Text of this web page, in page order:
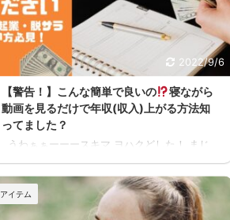
2022/9/6
【警告！】こんな簡単で良いの
寝ながら
動画を見るだけで年収(収入)上がる方法知
ってました？
うわぁぁーーースキマ ヨハクどした！ まじ
けば良かったーーー！スキマ ヨハクうるさい
なぁ。何の話？ 本当に無料で大丈夫か、何回
も確認したけど、間違いなく無料だったスキ
アイテム